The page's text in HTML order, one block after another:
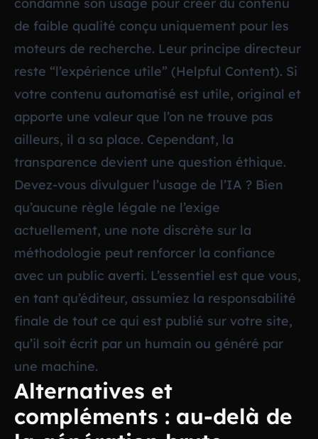
condamne son usage pour créer du contenu
de faible qualité conçu uniquement pour les
moteurs de recherche. Leur principe directeur
reste “l’expérience utile” (Helpful Content). Si
votre contenu automatisé est utile, original et
apporte une valeur que l’on ne trouve pas
ailleurs, il a sa place. Cependant, la
transparence devient une question éthique.
Devez-vous divulguer l’usage de l’IA ? Bien
qu’aucune règle légale ne l’exige
actuellement, une note discrète sur la
méthodologie peut renforcer la confiance
avec un public averti. L’essentiel est que vous,
en tant qu’éditeur, assumiez la responsabilité
finale de tout ce qui est publié sur votre site,
qu’il soit écrit par un humain ou généré par
une machine.
Alternatives et
compléments : au-delà de